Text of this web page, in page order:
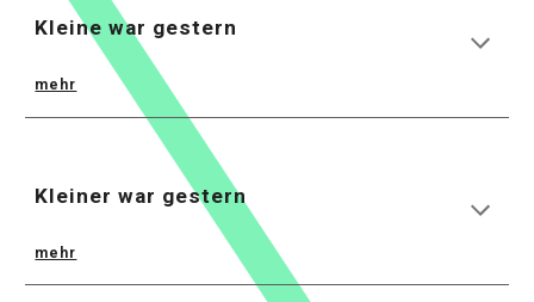
Kleine war gestern
mehr
Kleiner war gestern
mehr